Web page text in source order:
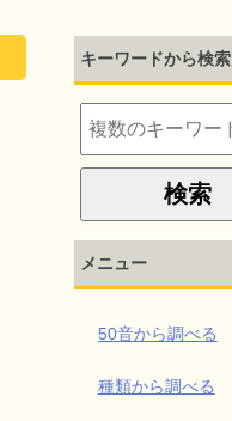
キーワードから検索
メニュー
50音から調べる
種類から調べる